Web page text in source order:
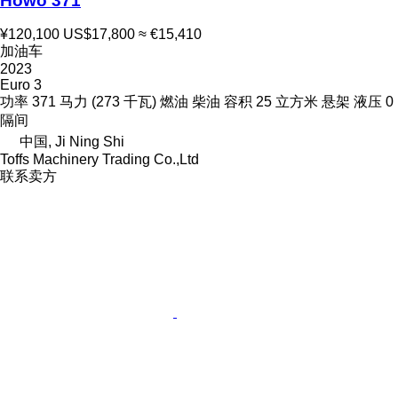
¥120,100 US$17,800 ≈ €15,410
加油车
2023
Euro 3
功率 371 马力 (273 千瓦) 燃油 柴油 容积 25 立方米 悬架 液压 0
隔间
中国, Ji Ning Shi
Toffs Machinery Trading Co.,Ltd
联系卖方